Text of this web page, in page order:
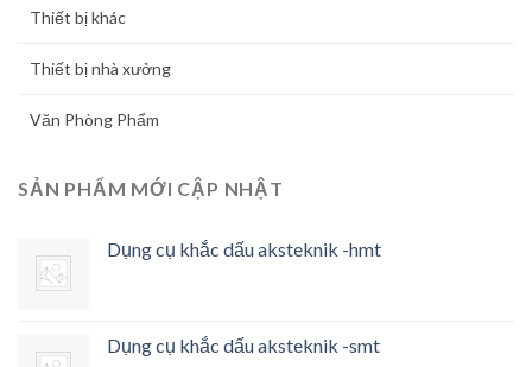
Thiết bị khác
Thiết bị nhà xưởng
Văn Phòng Phẩm
SẢN PHẨM MỚI CẬP NHẬT
Dụng cụ khắc dấu aksteknik -hmt
Dụng cụ khắc dấu aksteknik -smt